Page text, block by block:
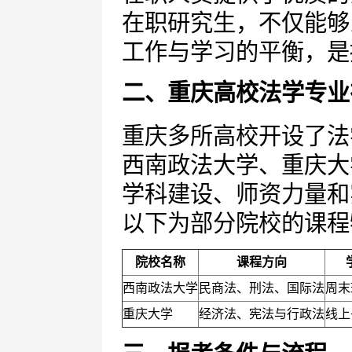
在职研究生，不仅能
工作与学习的平衡，
二、重庆高校法学专
重庆多所高校开设了
西南政法大学、重庆
学科建设、师资力量
以下为部分院校的课
院校名称 课程方向
西南政法大学 民商法、刑法、国际法周
重庆大学
经济法、宪法与行政法线